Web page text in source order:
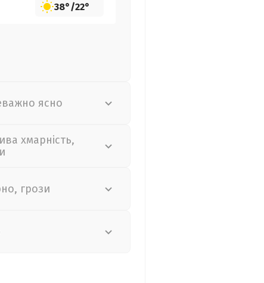
38°/22°
ясно
хмарність,
грози